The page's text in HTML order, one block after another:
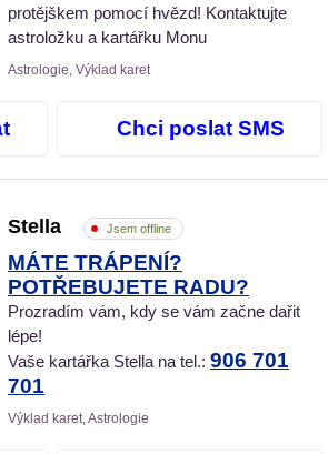
protějškem pomocí hvězd! Kontaktujte
astroložku a kartářku Monu
Astrologie, Výklad karet
Chci poslat SMS
Stella Jsem offline
MÁTE TRÁPENÍ?
POTŘEBUJETE RADU?
Prozradím vám, kdy se vám začne dařit
lépe!
Vaše kartářka Stella na tel.: 906 701
701
Výklad karet, Astrologie